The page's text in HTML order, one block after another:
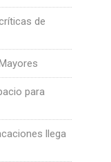
de
para
llega